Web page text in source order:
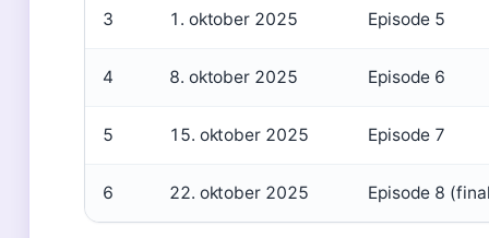
3 1. oktober 2025 Episode 5
4 8. oktober 2025 Episode 6
5 15. oktober 2025 Episode 7
6 22. oktober 2025 Episode 8